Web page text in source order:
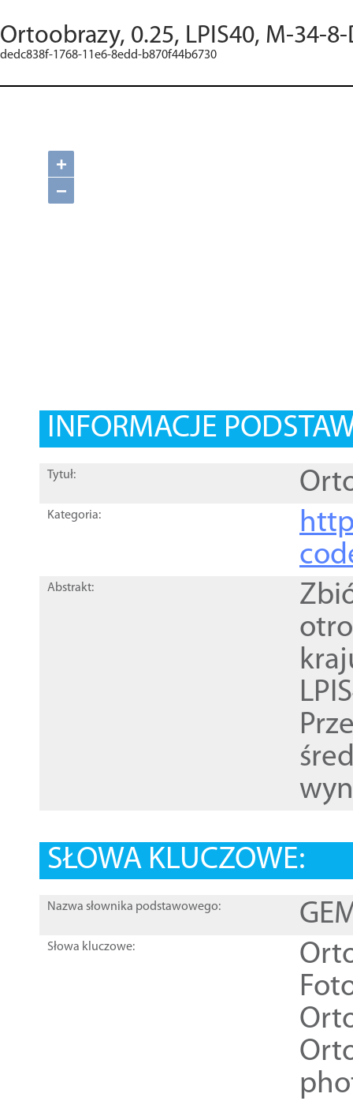
Ortoobrazy, 0.25, LPIS40, M-34-
dedc838f-1768-11e6-8edd-b870f44b6730
+
−
INFORMACJE
Tytuł:
Kategoria:
Abstrakt:
SŁOWA KLUCZOWE:
Nazwa słownika podstawowego:
Słowa kluczowe: